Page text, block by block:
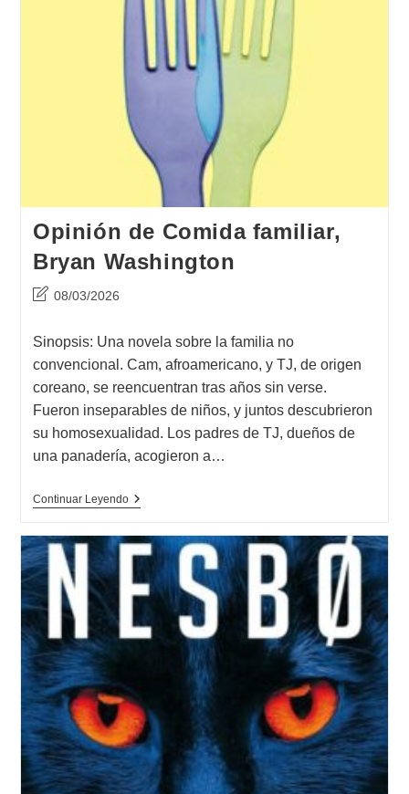
Opinión de Comida familiar,
Bryan Washington
Última
la
entrada:
08/03/2026
Sinopsis: Una novela sobre la familia no
convencional. Cam, afroamericano, y TJ, de origen
coreano, se reencuentran tras años sin verse.
Fueron inseparables de niños, y juntos descubrieron
su homosexualidad. Los padres de TJ, dueños de
una panadería, acogieron a…
Continuar LeyendoOpinión
Familiar,
Bryan
Washington